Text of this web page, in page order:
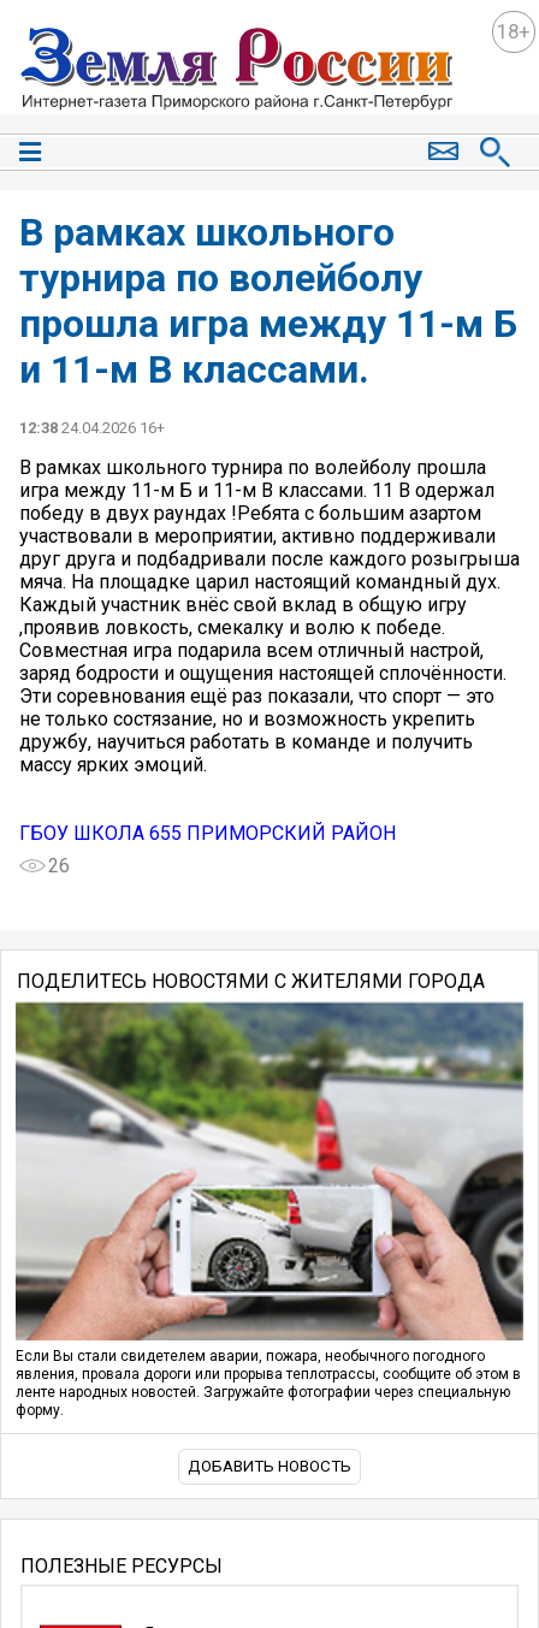
18+
В рамках школьного
турнира по волейболу
прошла игра между 11-м Б
и 11-м В классами.
12:38 24.04.2026 16+
В рамках школьного турнира по волейболу прошла
игра между 11-м Б и 11-м В классами. 11 В одержал
победу в двух раундах !Ребята с большим азартом
участвовали в мероприятии, активно поддерживали
друг друга и подбадривали после каждого розыгрыша
мяча. На площадке царил настоящий командный дух.
Каждый участник внёс свой вклад в общую игру
,проявив ловкость, смекалку и волю к победе.
Совместная игра подарила всем отличный настрой,
заряд бодрости и ощущения настоящей сплочённости.
Эти соревнования ещё раз показали, что спорт — это
не только состязание, но и возможность укрепить
дружбу, научиться работать в команде и получить
массу ярких эмоций.
ГБОУ ШКОЛА 655 ПРИМОРСКИЙ РАЙОН
26
ПОДЕЛИТЕСЬ НОВОСТЯМИ С ЖИТЕЛЯМИ ГОРОДА
Если Вы стали свидетелем аварии, пожара, необычного погодного
явления, провала дороги или прорыва теплотрассы, сообщите об этом в
ленте народных новостей. Загружайте фотографии через специальную
форму.
ДОБАВИТЬ НОВОСТЬ
ПОЛЕЗНЫЕ РЕСУРСЫ